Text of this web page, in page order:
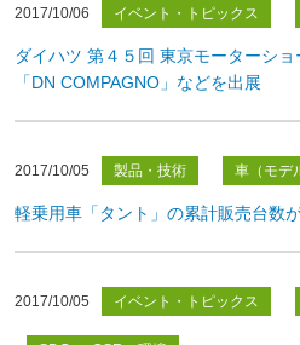
2017/10/06 イベント・トピックス
ダイハツ 第４５回 東京モーターショ
「DN COMPAGNO」などを出展
2017/10/05 製品・技術 車（モデ
軽乗用車「タント」の累計販売台数
2017/10/05 イベント・トピックス